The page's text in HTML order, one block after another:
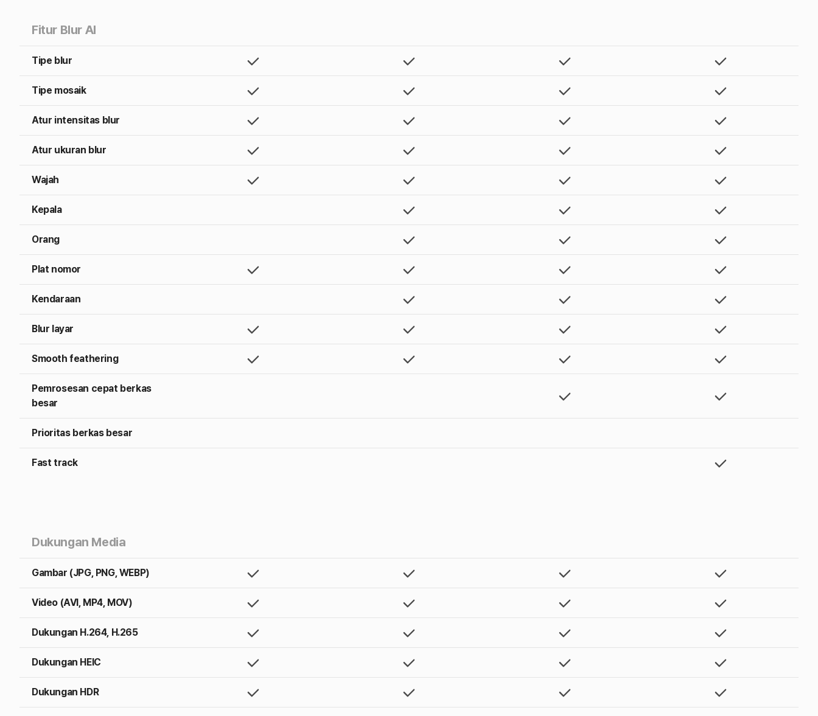
Fitur Blur AI
Tipe blur
Tipe mosaik
Atur intensitas blur
Atur ukuran blur
Wajah
Kepala
Orang
Plat nomor
Kendaraan
Blur layar
Smooth feathering
Pemrosesan cepat berkas
besar
Prioritas berkas besar
Fast track
Dukungan Media
Gambar (JPG, PNG, WEBP)
Video (AVI, MP4, MOV)
Dukungan H.264, H.265
Dukungan HEIC
Dukungan HDR